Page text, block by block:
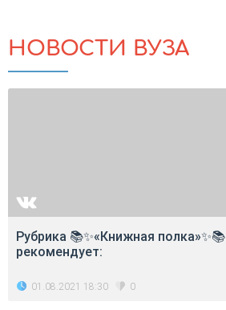
НОВОСТИ ВУЗА
Рубрика 📚✨«Книжная полка»✨📚
рекомендует:
01.08.2021 18:30 0